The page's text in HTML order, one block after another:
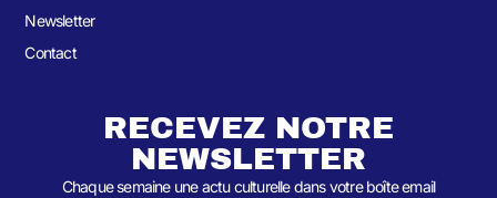
Newsletter
Contact
RECEVEZ NOTRE
NEWSLETTER
Chaque semaine une actu culturelle dans votre boîte email